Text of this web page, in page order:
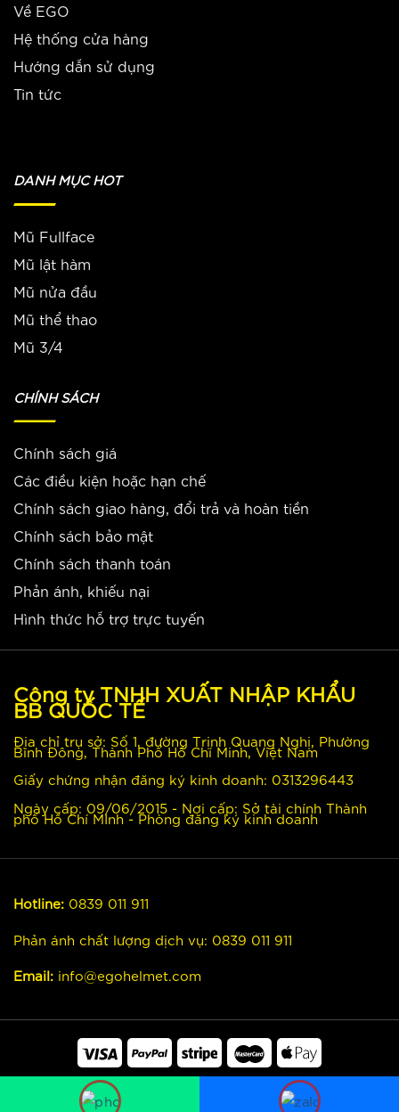
Về EGO
Hệ thống cửa hàng
Hướng dẫn sử dụng
Tin tức
DANH MỤC HOT
Mũ Fullface
Mũ lật hàm
Mũ nửa đầu
Mũ thể thao
Mũ 3/4
CHÍNH SÁCH
Chính sách giá
Các điều kiện hoặc hạn chế
Chính sách giao hàng, đổi trả và hoàn tiền
Chính sách bảo mật
Chính sách thanh toán
Phản ánh, khiếu nại
Hình thức hỗ trợ trực tuyến
Công ty TNHH XUẤT NHẬP KHẨU
BB QUỐC TẾ
Địa chỉ trụ sở: Số 1, đường Trịnh Quang Nghị, Phường
Bình Đông, Thành Phố Hồ Chí Minh, Việt Nam
Giấy chứng nhận đăng ký kinh doanh: 0313296443
Ngày cấp: 09/06/2015 - Nơi cấp: Sở tài chính Thành
phố Hồ Chí MInh - Phòng đăng ký kinh doanh
Hotline: 0839 011 911
Phản ánh chất lượng dịch vụ: 0839 011 911
Email: info@egohelmet.com
© Copyright 2024 | Thiết kế website bởiMắt Bão WS